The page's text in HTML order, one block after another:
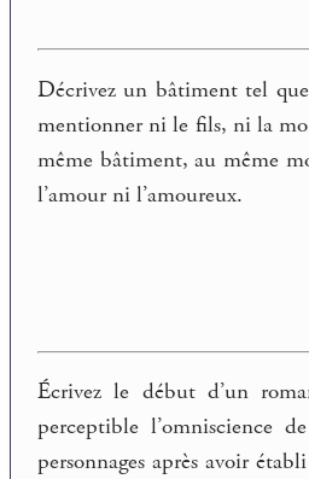
Décrivez un bâtiment tel
mentionner ni le fils, ni la
même bâtiment, au même
l’amour ni l’amoureux.
Écrivez le début d’un
perceptible l’omniscience
personnages après avoir